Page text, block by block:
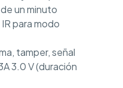
un minuto
para modo
tamper, señal
3.0 V (duración